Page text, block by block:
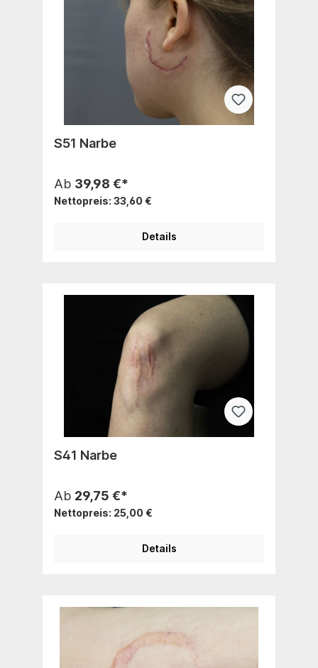
S51 Narbe
Ab 39,98 €*
Nettopreis: 33,60 €
Details
S41 Narbe
Ab 29,75 €*
Nettopreis: 25,00 €
Details